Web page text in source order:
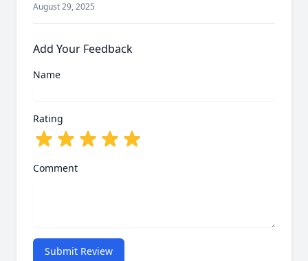
August 29, 2025
Add Your Feedback
Name
Rating
Comment
Submit Review